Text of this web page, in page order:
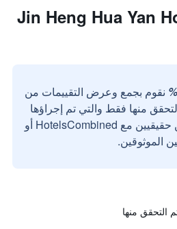
نقوم بجمع وعرض التقييمات من
منها فقط والتي تم إجراؤها
بواسطة مستخدمين حقيقيين مع HotelsCombined أو
الموثوقين.